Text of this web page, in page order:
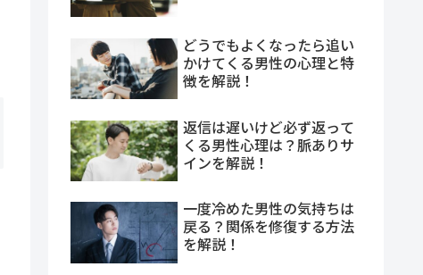
どうでもよくなったら追い
かけてくる男性の心理と特
徴を解説！
返信は遅いけど必ず返って
くる男性心理は？脈ありサ
インを解説！
一度冷めた男性の気持ちは
戻る？関係を修復する方法
を解説！